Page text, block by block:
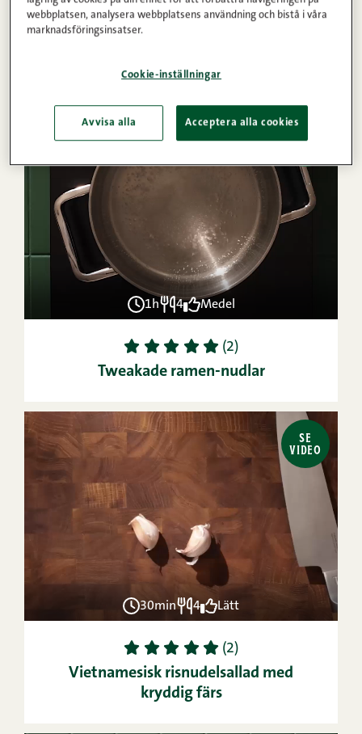
30min 4 Lätt
Pad thai i ugn
1h 4 Medel
1 2 3 4 5 (2)
Tweakade ramen-nudlar
SE
VIDEO
30min 4 Lätt
1 2 3 4 5 (2)
Vietnamesisk risnudelsallad med
kryddig färs
webbplatsen, analysera webbplatsens användning och bistå i våra
marknadsföringsinsatser.
Cookie-inställningar
Avvisa alla Acceptera alla cookies